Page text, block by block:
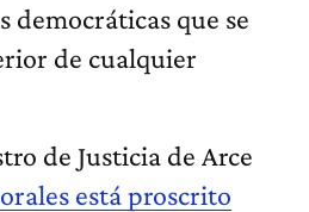
democráticas que se
de cualquier
de Justicia de Arce
está proscrito